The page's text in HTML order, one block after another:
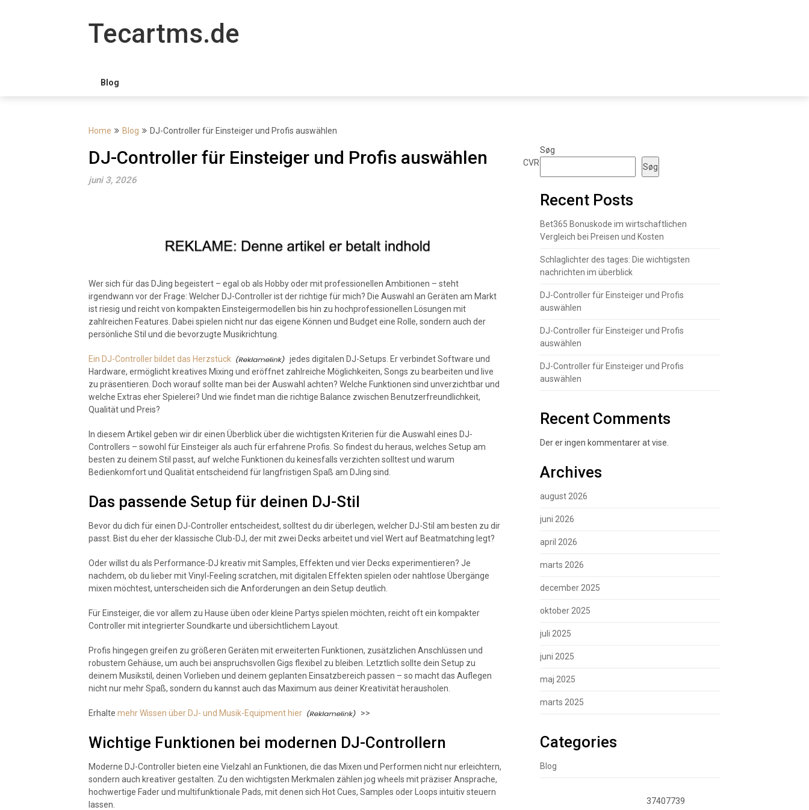
Tecartms.de
Blog
Home Blog DJ-Controller für Einsteiger und Profis auswählen
DJ-Controller für Einsteiger und Profis auswählen
juni 3, 2026
Wer sich für das DJing begeistert – egal ob als Hobby oder mit professionellen Ambitionen – steht
irgendwann vor der Frage: Welcher DJ-Controller ist der richtige für mich? Die Auswahl an Geräten am Markt
ist riesig und reicht von kompakten Einsteigermodellen bis hin zu hochprofessionellen Lösungen mit
zahlreichen Features. Dabei spielen nicht nur das eigene Können und Budget eine Rolle, sondern auch der
persönliche Stil und die bevorzugte Musikrichtung.
Ein DJ-Controller bildet das Herzstück
jedes digitalen DJ-Setups. Er verbindet Software und
Hardware, ermöglicht kreatives Mixing und eröffnet zahlreiche Möglichkeiten, Songs zu bearbeiten und live
zu präsentieren. Doch worauf sollte man bei der Auswahl achten? Welche Funktionen sind unverzichtbar und
welche Extras eher Spielerei? Und wie findet man die richtige Balance zwischen Benutzerfreundlichkeit,
Qualität und Preis?
In diesem Artikel geben wir dir einen Überblick über die wichtigsten Kriterien für die Auswahl eines DJ-
Controllers – sowohl für Einsteiger als auch für erfahrene Profis. So findest du heraus, welches Setup am
besten zu deinem Stil passt, auf welche Funktionen du keinesfalls verzichten solltest und warum
Bedienkomfort und Qualität entscheidend für langfristigen Spaß am DJing sind.
Das passende Setup für deinen DJ-Stil
Bevor du dich für einen DJ-Controller entscheidest, solltest du dir überlegen, welcher DJ-Stil am besten zu dir
passt. Bist du eher der klassische Club-DJ, der mit zwei Decks arbeitet und viel Wert auf Beatmatching legt?
Oder willst du als Performance-DJ kreativ mit Samples, Effekten und vier Decks experimentieren? Je
nachdem, ob du lieber mit Vinyl-Feeling scratchen, mit digitalen Effekten spielen oder nahtlose Übergänge
mixen möchtest, unterscheiden sich die Anforderungen an dein Setup deutlich.
Für Einsteiger, die vor allem zu Hause üben oder kleine Partys spielen möchten, reicht oft ein kompakter
Controller mit integrierter Soundkarte und übersichtlichem Layout.
Profis hingegen greifen zu größeren Geräten mit erweiterten Funktionen, zusätzlichen Anschlüssen und
robustem Gehäuse, um auch bei anspruchsvollen Gigs flexibel zu bleiben. Letztlich sollte dein Setup zu
deinem Musikstil, deinen Vorlieben und deinem geplanten Einsatzbereich passen – so macht das Auflegen
nicht nur mehr Spaß, sondern du kannst auch das Maximum aus deiner Kreativität herausholen.
Erhalte mehr Wissen über DJ- und Musik-Equipment hier >>
Wichtige Funktionen bei modernen DJ-Controllern
Moderne DJ-Controller bieten eine Vielzahl an Funktionen, die das Mixen und Performen nicht nur erleichtern,
sondern auch kreativer gestalten. Zu den wichtigsten Merkmalen zählen jog wheels mit präziser Ansprache,
hochwertige Fader und multifunktionale Pads, mit denen sich Hot Cues, Samples oder Loops intuitiv steuern
lassen.
Søg
Søg
Recent Posts
Bet365 Bonuskode im wirtschaftlichen
Vergleich bei Preisen und Kosten
Schlaglichter des tages: Die wichtigsten
nachrichten im überblick
DJ-Controller für Einsteiger und Profis
auswählen
DJ-Controller für Einsteiger und Profis
auswählen
DJ-Controller für Einsteiger und Profis
auswählen
Recent Comments
Der er ingen kommentarer at vise.
Archives
august 2026
juni 2026
april 2026
marts 2026
december 2025
oktober 2025
juli 2025
juni 2025
maj 2025
marts 2025
Categories
Blog
CVR
37407739